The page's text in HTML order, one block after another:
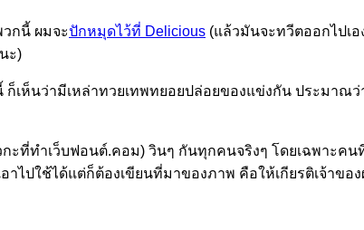
วกนี้ ผมจะปักหมุดไว้ที่ Delicious (แล้วมันจะทวีตออกไปเ
ะ)
ก็เห็นว่ามีเหล่าทวยเทพทยอยปล่อยของแข่งกัน ประมา
ที่ทำเว็บฟอนต์.คอม) วินๆ กันทุกคนจริงๆ โดยเฉพาะคน
าไปใช้ได้แต่ก็ต้องเขียนที่มาของภาพ คือให้เกียรติเจ้า